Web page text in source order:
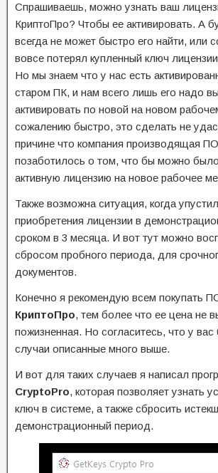
Спрашиваешь, можно узнать ваш
КриптоПро? Чтобы ее активировать. А
всегда не может быстро его найти, или
вовсе потерял купленный ключ
Но мы знаем что у нас есть
старом ПК, и нам всего лишь его надо
активировать по новой на новом
сожалению быстро, это сделать не
причине что компания производящая ПО
позаботилось о том, что бы можно
активную лицензию на новое рабочее
Также возможна ситуация, когда
приобретения лицензии в
сроком в 3 месяца. И вот тут можно
сбросом пробного периода, для
документов.
Конечно я рекомендую всем покупать
КриптоПро, тем более что ее цена не
пожизненная. Но согласитесь, что у
случаи описанные много выше.
И вот для таких случаев я написал
CryptoPro, которая позволяет узнать
ключ в системе, а также сбросить
демонстрационный период.